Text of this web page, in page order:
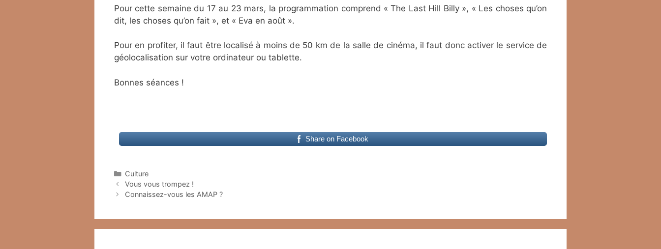
Pour cette semaine du 17 au 23 mars, la programmation comprend « The Last Hill Billy », « Les choses qu’on
dit, les choses qu’on fait », et « Eva en août ».
Pour en profiter, il faut être localisé à moins de 50 km de la salle de cinéma, il faut donc activer le service de
géolocalisation sur votre ordinateur ou tablette.
Bonnes séances !
Share on Facebook
Catégories
Culture
Vous vous trompez !
Connaissez-vous les AMAP ?